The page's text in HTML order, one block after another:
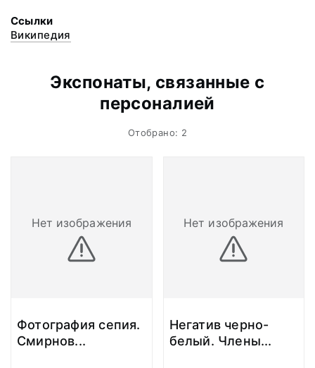
Ссылки
Википедия
Экспонаты, связанные с
персоналией
Отобрано: 2
Нет изображения
Фотография сепия.
Смирнов...
Нет изображения
Негатив черно-
белый. Члены...